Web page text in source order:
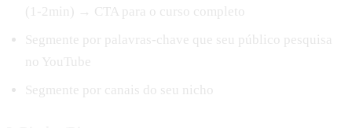
(1-2min) → CTA para o curso completo
Segmente por palavras-chave que seu público pesquisa
no YouTube
Segmente por canais do seu nicho